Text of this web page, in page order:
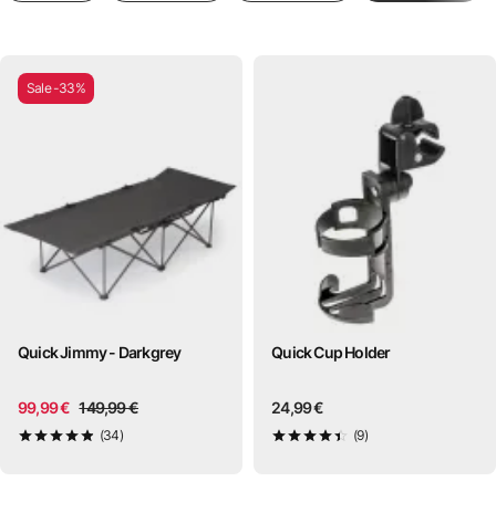
Sale -33%
Quick Jimmy - Darkgrey
99,99 € 149,99 €
4,9von 5
(34)
Quick Cup Holder
24,99 €
4,4von 5
(9)